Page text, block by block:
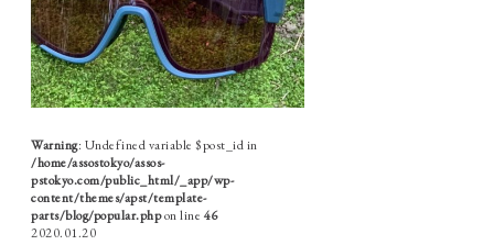
Warning: Undefined variable $post_id in
/home/assostokyo/assos-
pstokyo.com/public_html/_app/wp-
content/themes/apst/template-
parts/blog/popular.phpon line 46
2020.01.20